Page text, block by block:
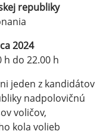
republiky
2024
h do 22.00 h
jeden z kandidátov
nadpolovičnú
voličov,
kola volieb